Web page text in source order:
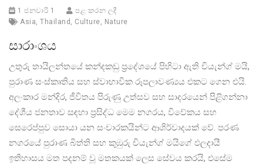
1 ජනවාරි 1
පළ කරන ලදී
Asia Thailand Culture Nature
සාරාංශය
උතුරු තායිලන්තයේ කන්දකඩු ප්‍රදේශයේ පිහිටා ඇති චියැන්ග් මයි,
පුරාණ සංස්කෘතිය සහ ස්වාභාවික රූපලාවණ්‍යය එකට ගෙන එයි.
අලංකාර මන්දිර, ජීවිතය පිරුණු උත්සව සහ සාදරයෙන් පිළිගන්නා
දේශීය ජනතාව සඳහා ප්‍රසිද්ධ මෙම නගරය, විවේකය සහ
සෙරෙප්පුව සොයා යන සංචාරකයින්ට ආශිර්වාදයක් වේ. පරණ
නගරයේ පුරාණ බිත්ති සහ කුඹුරු චියැන්ග් මයිගේ ඵලදායී
ඉතිහාසය මත පදනම් වූ මතකයක් ලෙස සේවය කරයි, එසේම